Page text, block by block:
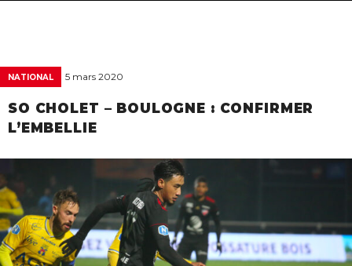
NATIONAL 5 mars 2020
SO CHOLET – BOULOGNE : CONFIRMER
L’EMBELLIE